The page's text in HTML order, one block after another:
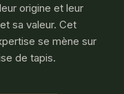
, leur origine et leur
sa valeur. Cet
se mène sur
de tapis.